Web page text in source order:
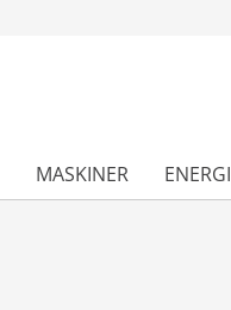
MASKINER ENERGI